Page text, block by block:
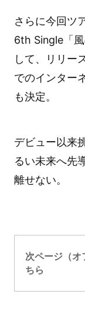
さらに今回ツ
6th Single「
して、リリー
でのインター
も決定。
デビュー以来
るい未来へ先
離せない。
次ページ（オ
ちら